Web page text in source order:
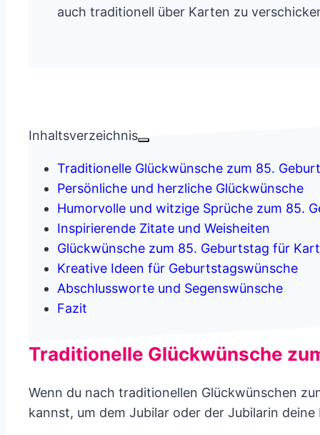
auch traditionell über Karten zu
Inhaltsverzeichnis
Traditionelle Glückwünsche zum 85.
Persönliche und herzliche Glückwünsche
Humorvolle und witzige Sprüche zum 85.
Inspirierende Zitate und Weisheiten
Glückwünsche zum 85. Geburtstag für
Kreative Ideen für Geburtstagswünsche
Abschlussworte und Segenswünsche
Fazit
Traditionelle Glückwünsche
Wenn du nach traditionellen Glückwünschen
kannst, um dem Jubilar oder der Jubilarin